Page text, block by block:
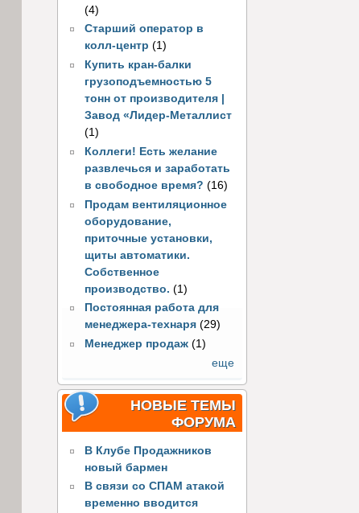
(4)
Старший оператор в
колл-центр (1)
Купить кран-балки
грузоподъемностью 5
тонн от производителя |
Завод «Лидер-Металлист
(1)
Коллеги! Есть желание
развлечься и заработать
в свободное время? (16)
Продам вентиляционное
оборудование,
приточные установки,
щиты автоматики.
Собственное
производство. (1)
Постоянная работа для
менеджера-технаря (29)
Менеджер продаж (1)
еще
НОВЫЕ ТЕМЫ
ФОРУМА
В Клубе Продажников
новый бармен
В связи со СПАМ атакой
временно вводится